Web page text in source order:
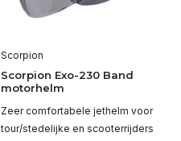
Scorpion
Scorpion Exo-230 Band
motorhelm
Zeer comfortabele jethelm voor
tour/stedelijke en scooterrijders